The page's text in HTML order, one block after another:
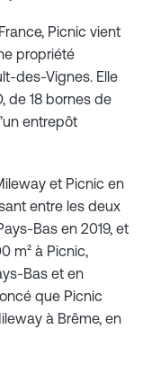
Picnic vient
propriété
des-Vignes. Elle
de 18 bornes de
entrepôt
et Picnic en
entre les deux
Bas en 2019, et
m² à Picnic,
Bas et en
que Picnic
à Brême, en